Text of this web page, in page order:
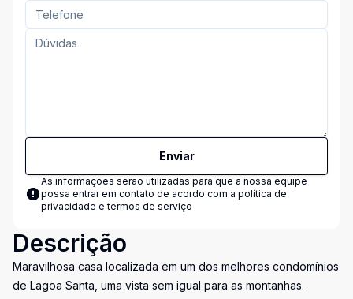
Enviar
As informações serão utilizadas para que a nossa equipe
possa entrar em contato de acordo com a política de
privacidade e termos de serviço
Descrição
Maravilhosa casa localizada em um dos melhores condomínios
de Lagoa Santa, uma vista sem igual para as montanhas.